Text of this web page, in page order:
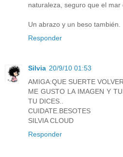
naturaleza, seguro que el mar
Un abrazo y un beso también.
Responder
Silvia 20/9/10 01:53
AMIGA:QUE SUERTE
ME GUSTO LA IMAGEN Y
TU DICES..
CUIDATE.BESOTES
SILVIA CLOUD
Responder